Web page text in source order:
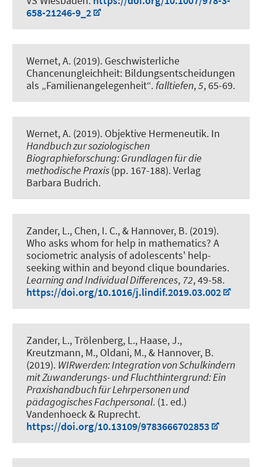
658-21246-9_2
Wernet, A. (2019). Geschwisterliche
Chancenungleichheit: Bildungsentscheidungen
als „Familienangelegenheit“.falltiefen,5, 65-69.
Wernet, A. (2019). Objektive Hermeneutik. In
Handbuch zur soziologischen
Biographieforschung: Grundlagen für die
methodische Praxis(pp. 167-188). Verlag
Barbara Budrich.
Zander, L., Chen, I. C., & Hannover, B. (2019).
Who asks whom for help in mathematics? A
sociometric analysis of adolescents' help-
seeking within and beyond clique boundaries.
Learning and Individual Differences, 72, 49-58.
https://doi.org/10.1016/j.lindif.2019.03.002
Zander, L., Trölenberg, L., Haase, J.,
Kreutzmann, M., Oldani, M., & Hannover, B.
(2019). WIRwerden: Integration von Schulkindern
mit Zuwanderungs- und Fluchthintergrund: Ein
Praxishandbuch für Lehrpersonen und
pädagogisches Fachpersonal. (1. ed.)
Vandenhoeck & Ruprecht.
https://doi.org/10.13109/9783666702853